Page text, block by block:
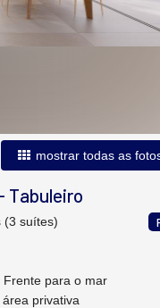
mostrar todas as
Tabuleiro
(3 suítes)
Frente para o mar
área privativa